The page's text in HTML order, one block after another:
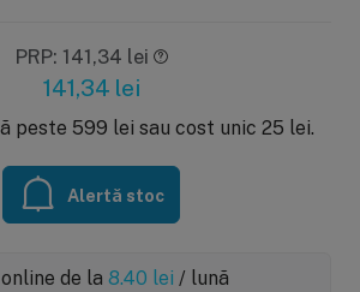
PRP: 141,34 lei
141,34 lei
peste 599 lei sau cost unic 25 lei.
Alertă stoc
de la 8.40 lei / lună